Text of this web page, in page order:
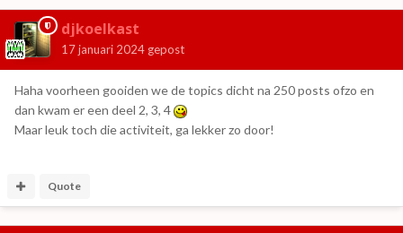
djkoelkast
17 januari 2024 gepost
Haha voorheen gooiden we de topics dicht na 250 posts ofzo en
dan kwam er een deel 2, 3, 4
Maar leuk toch die activiteit, ga lekker zo door!
Quote